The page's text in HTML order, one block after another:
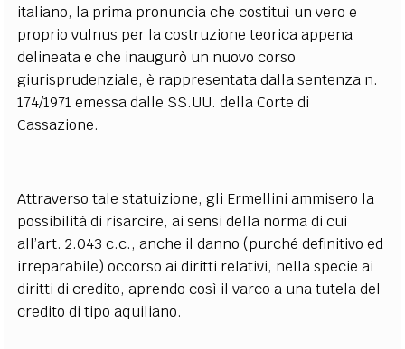
italiano, la prima pronuncia che costituì un vero e
proprio vulnus per la costruzione teorica appena
delineata e che inaugurò un nuovo corso
giurisprudenziale, è rappresentata dalla sentenza n.
174/1971 emessa dalle SS.UU. della Corte di
Cassazione.
Attraverso tale statuizione, gli Ermellini ammisero la
possibilità di risarcire, ai sensi della norma di cui
all’art. 2.043 c.c., anche il danno (purché definitivo ed
irreparabile) occorso ai diritti relativi, nella specie ai
diritti di credito, aprendo così il varco a una tutela del
credito di tipo aquiliano.